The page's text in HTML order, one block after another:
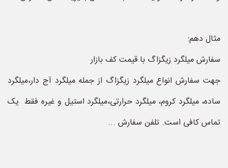
مثال دهم:
سفارش میلگرد زیگزاگ با قیمت کف بازار
جهت سفارش انواع میلگرد زیگزاگ از جمله میلگرد آج دار،میلگرد
ساده، میلگرد کروم، میلگرد حرارتی،میلگرد استیل و غیره فقط یک
تماس کافی است. تلفن سفارش ...